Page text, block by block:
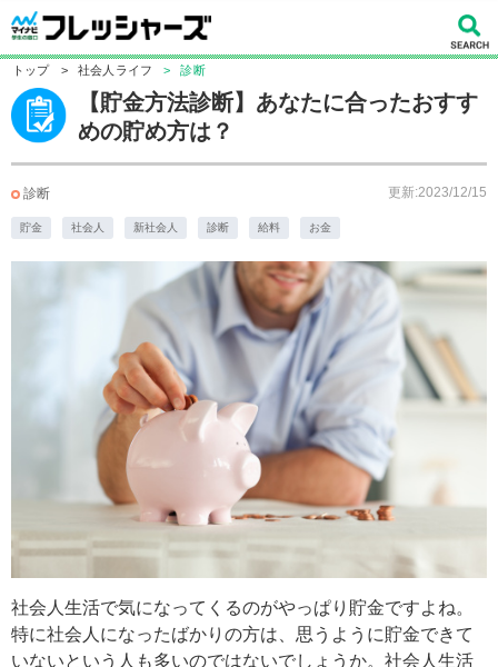
トップ > 社会人ライフ > 診断
【貯金方法診断】あなたに合ったおすす
めの貯め方は？
診断 更新:2023/12/15
貯金 社会人 新社会人 診断 給料 お金
社会人生活で気になってくるのがやっぱり貯金ですよね。
特に社会人になったばかりの方は、思うように貯金できて
いないという人も多いのではないでしょうか。社会人生活